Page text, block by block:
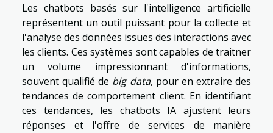
Les chatbots basés sur l'intelligence artificielle
représentent un outil puissant pour la collecte et
l'analyse des données issues des interactions avec
les clients. Ces systèmes sont capables de traitner
un volume impressionnant d'informations,
souvent qualifié de big data, pour en extraire des
tendances de comportement client. En identifiant
ces tendances, les chatbots IA ajustent leurs
réponses et l'offre de services de manière